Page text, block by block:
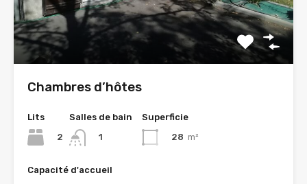
Chambres d’hôtes
Lits
2
Salles de bain
1
Superficie
28 m²
Capacité d'accueil